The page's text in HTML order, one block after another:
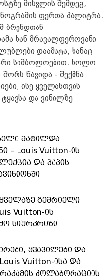
მისვლის შემდეგ,
ფერთა პალიტრა.
ბრენდთან
ხან მრავალფეროვანი
დაამატა, ხანაც
სიმბოლოებით. ხოლო
წავიდა - შექმნა
ისე ყველასთვის
და ვინილზე.
მატილდა
– Louis Vuitton-ის
და პაპის
ყველაზე გემრიელი
Vuitton-ის
სიურპრიზი
ყვავილები და
Vuitton-ისა და
კოლაბორაციის